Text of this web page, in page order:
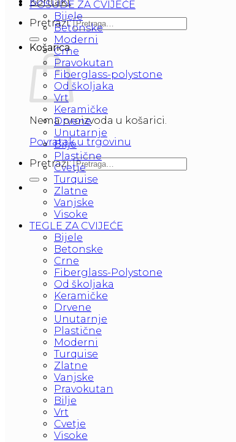
Pretraži:
Košarica
Nema proizvoda u košarici.
Povratak u trgovinu
Pretraži:
POSUDE ZA CVIJEĆE
Bijele
Betonske
Moderni
Crne
Pravokutan
Fiberglass-polystone
Od školjaka
Vrt
Keramičke
Drvene
Unutarnje
Bilje
Plastične
Cvetje
Turquise
Zlatne
Vanjske
Visoke
TEGLE ZA CVIJEĆE
Bijele
Betonske
Crne
Fiberglass-Polystone
Od školjaka
Keramičke
Drvene
Unutarnje
Plastične
Moderni
Turquise
Zlatne
Vanjske
Pravokutan
Bilje
Vrt
Cvetje
Visoke